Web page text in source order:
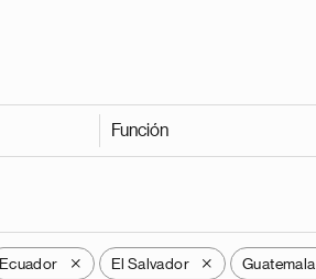
Función
Ecuador X El Salvador X Guatemala